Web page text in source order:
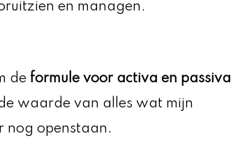
en managen.
de formule voor activa en passiva
waarde van alles wat mijn
nog openstaan.